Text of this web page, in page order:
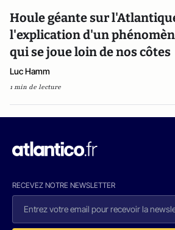
Houle géante sur
l'explication d'un
qui se joue loin de nos côtes
Luc Hamm
1 min de lecture
RECEVEZ NOTRE NEWSLETTER